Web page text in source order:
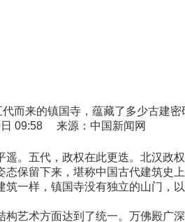
而来的镇国寺，蕴藏了多少古建密
09:58 来源：中国新闻网
五代，政权在此更迭。北汉政权
态保留下来，堪称中国古代建筑史
样，镇国寺没有独立的山门，以
术方面达到了统一。万佛殿广深